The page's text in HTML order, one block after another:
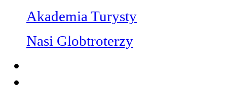
Akademia Turysty
Nasi Globtroterzy